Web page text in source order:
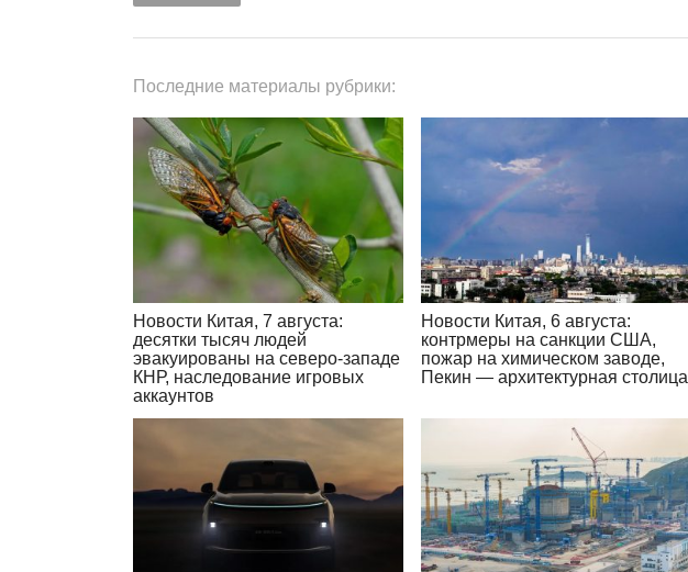
Последние материалы рубрики:
Новости Китая, 7 августа:
десятки тысяч людей
эвакуированы на северо-западе
КНР, наследование игровых
аккаунтов
Новости Китая, 6 августа:
контрмеры на санкции США,
пожар на химическом заводе,
Пекин — архитектурная столица